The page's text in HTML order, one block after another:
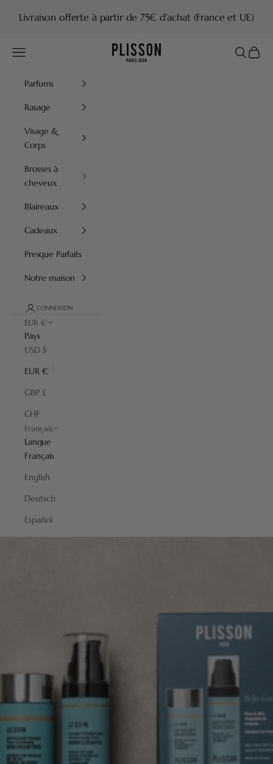
Livraison offerte à partir de 75€ d'achat (France et UE)
Plisson 1808
Menu Recherche
Panier
Parfums
Rasage
Visage &
Corps
Brosses à
cheveux
Blaireaux
Cadeaux
Presque Parfaits
Notre maison
CONNEXION
EUR €
Pays
USD $
EUR €
GBP £
CHF
Français
Langue
Français
English
Deutsch
Español